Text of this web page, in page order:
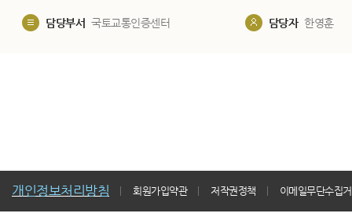
담당부서 국토교통인증센터 담당자 한영훈
개인정보처리방침 회원가입약관 저작권정책 이메일무단수집